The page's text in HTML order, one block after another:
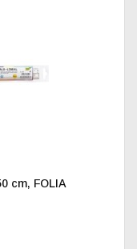
cm, FOLIA